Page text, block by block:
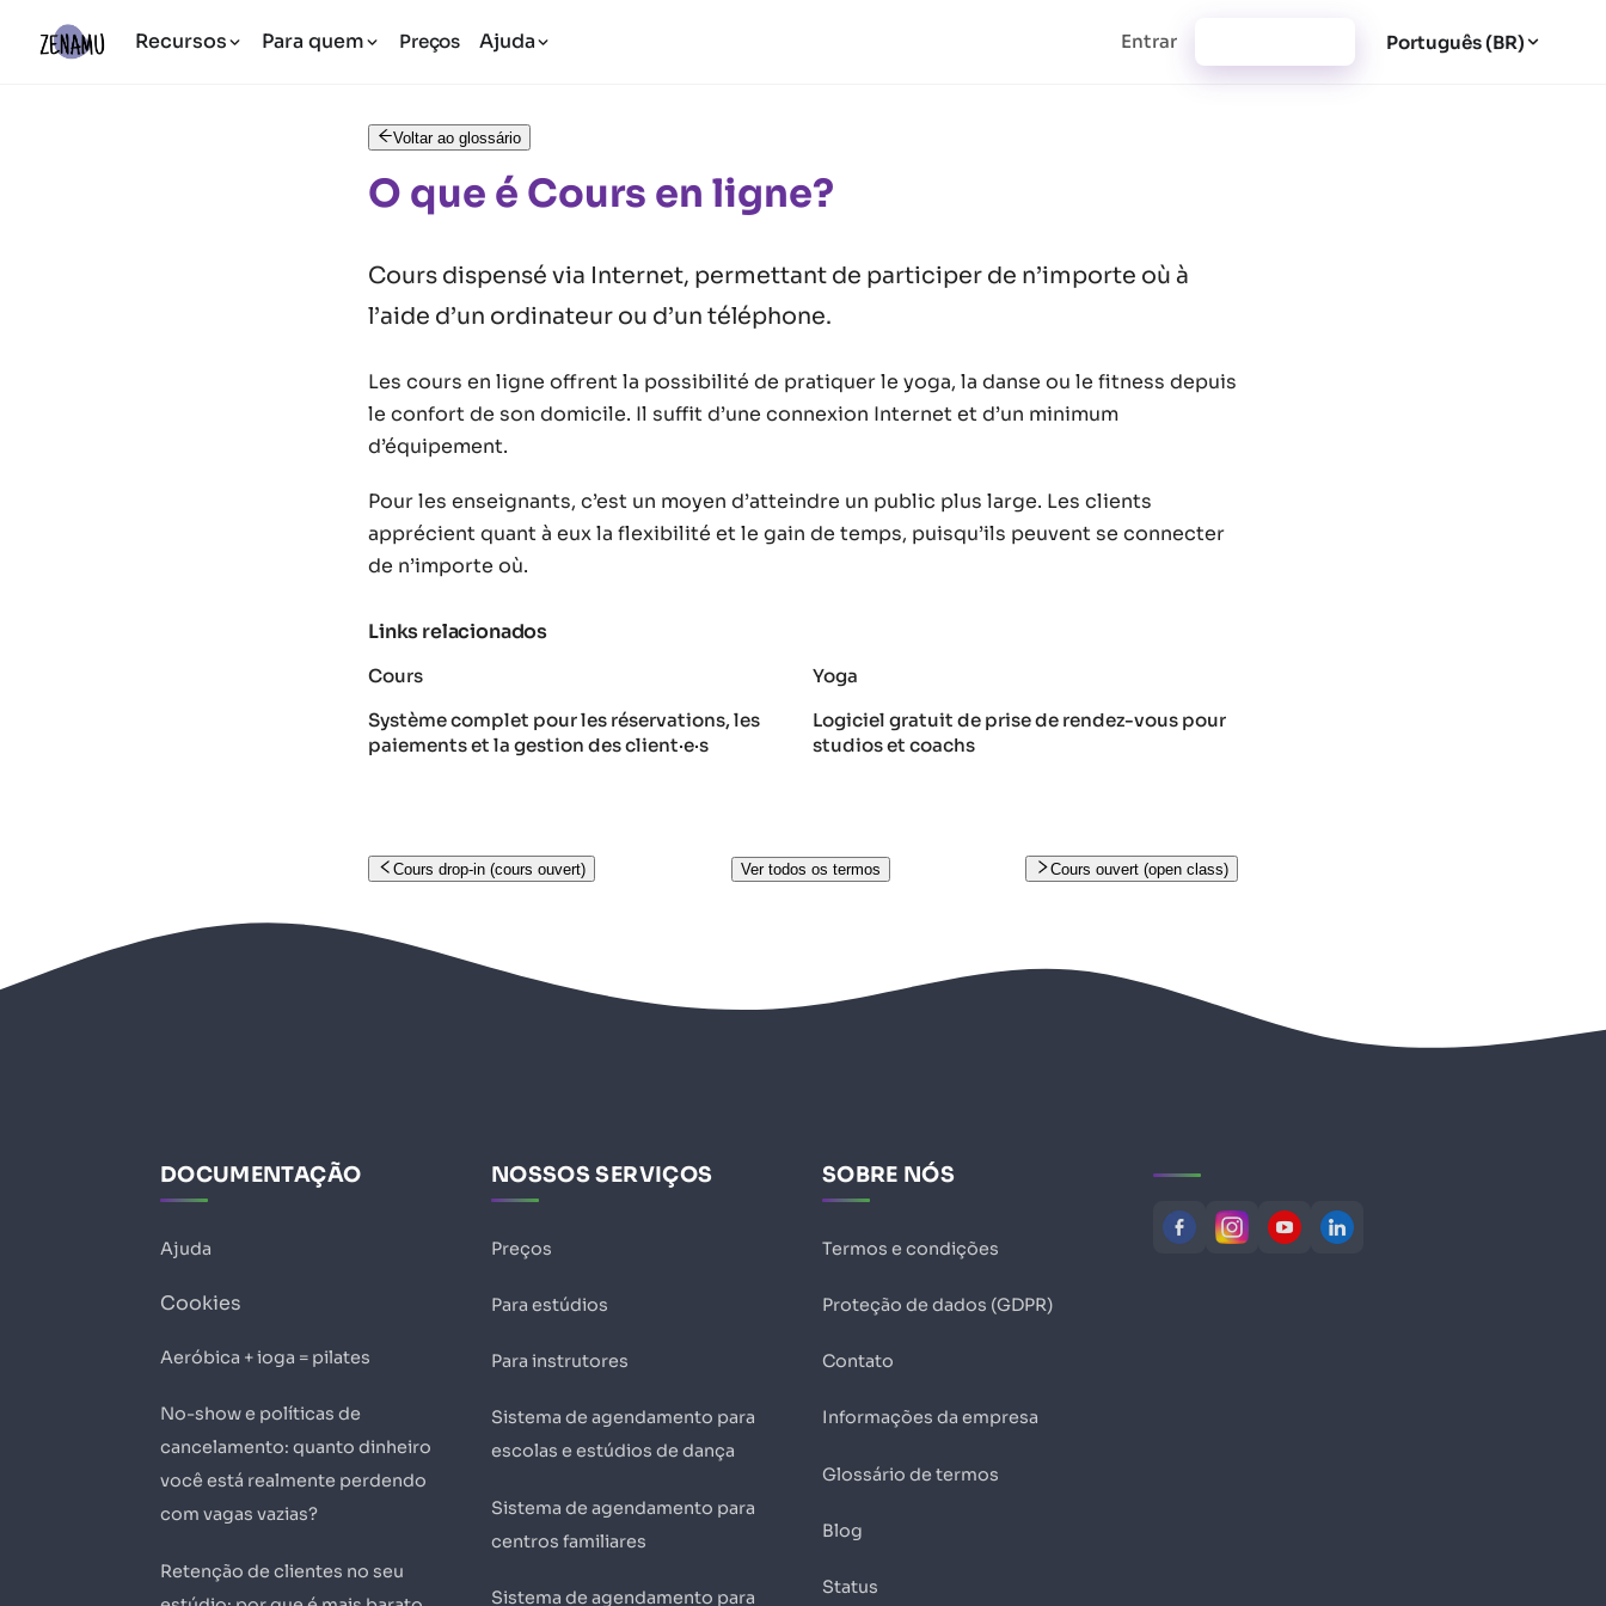
Recursos Para quem Preços Ajuda Entrar Português (BR)
Voltar ao glossário
O que é Cours en ligne?
Cours dispensé via Internet, permettant de participer de n’importe où à
l’aide d’un ordinateur ou d’un téléphone.
Les cours en ligne offrent la possibilité de pratiquer le yoga, la danse ou le fitness depuis
le confort de son domicile. Il suffit d’une connexion Internet et d’un minimum
d’équipement.
Pour les enseignants, c’est un moyen d’atteindre un public plus large. Les clients
apprécient quant à eux la flexibilité et le gain de temps, puisqu’ils peuvent se connecter
de n’importe où.
Links relacionados
Cours
Yoga
Système complet pour les réservations, les
paiements et la gestion des client·e·s
Logiciel gratuit de prise de rendez-vous pour
studios et coachs
Cours drop-in (cours ouvert) Ver todos os termos Cours ouvert (open class)
DOCUMENTAÇÃO
Ajuda
Cookies
Aeróbica + ioga = pilates
No-show e políticas de
cancelamento: quanto dinheiro
você está realmente perdendo
com vagas vazias?
Retenção de clientes no seu
NOSSOS SERVIÇOS
Preços
Para estúdios
Para instrutores
Sistema de agendamento para
escolas e estúdios de dança
Sistema de agendamento para
centros familiares
Sistema de agendamento para
SOBRE NÓS
Termos e condições
Proteção de dados (GDPR)
Contato
Informações da empresa
Glossário de termos
Blog
Status